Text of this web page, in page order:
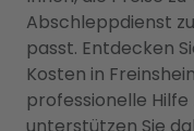
Abschleppdienst
passt. Entdecken
Kosten in
professionelle Hilfe
unterstützen Sie